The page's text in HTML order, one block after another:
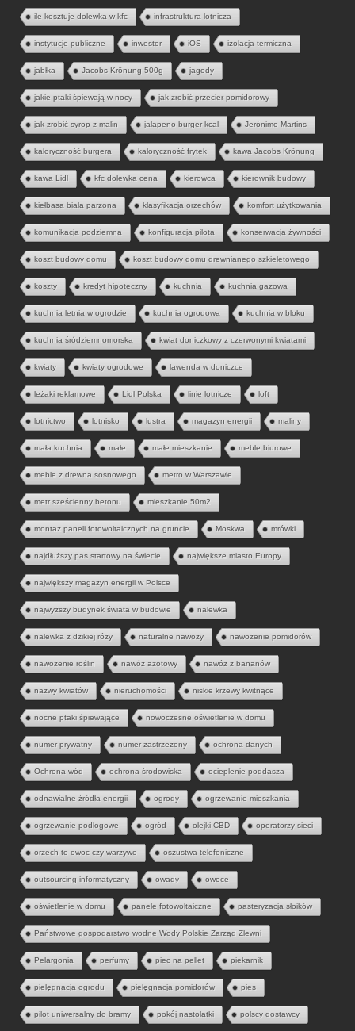
ile kosztuje dolewka w kfc infrastruktura lotnicza
instytucje publiczne inwestor iOS izolacja termiczna
jabłka Jacobs Krönung 500g jagody
jakie ptaki śpiewają w nocy jak zrobić przecier pomidorowy
jak zrobić syrop z malin jalapeno burger kcal Jerónimo Martins
kaloryczność burgera kaloryczność frytek kawa Jacobs Krönung
kawa Lidl kfc dolewka cena kierowca kierownik budowy
kiełbasa biała parzona klasyfikacja orzechów komfort użytkowania
komunikacja podziemna konfiguracja pilota konserwacja żywności
koszt budowy domu koszt budowy domu drewnianego szkieletowego
koszty kredyt hipoteczny kuchnia kuchnia gazowa
kuchnia letnia w ogrodzie kuchnia ogrodowa kuchnia w bloku
kuchnia śródziemnomorska kwiat doniczkowy z czerwonymi kwiatami
kwiaty kwiaty ogrodowe lawenda w doniczce
leżaki reklamowe Lidl Polska linie lotnicze loft
lotnictwo lotnisko lustra magazyn energii maliny
mała kuchnia małe małe mieszkanie meble biurowe
meble z drewna sosnowego metro w Warszawie
metr sześcienny betonu mieszkanie 50m2
montaż paneli fotowoltaicznych na gruncie Moskwa mrówki
najdłuższy pas startowy na świecie największe miasto Europy
największy magazyn energii w Polsce
najwyższy budynek świata w budowie nalewka
nalewka z dzikiej róży naturalne nawozy nawożenie pomidorów
nawożenie roślin nawóz azotowy nawóz z bananów
nazwy kwiatów nieruchomości niskie krzewy kwitnące
nocne ptaki śpiewające nowoczesne oświetlenie w domu
numer prywatny numer zastrzeżony ochrona danych
Ochrona wód ochrona środowiska ocieplenie poddasza
odnawialne źródła energii ogrody ogrzewanie mieszkania
ogrzewanie podłogowe ogród olejki CBD operatorzy sieci
orzech to owoc czy warzywo oszustwa telefoniczne
outsourcing informatyczny owady owoce
oświetlenie w domu panele fotowoltaiczne pasteryzacja słoików
Państwowe gospodarstwo wodne Wody Polskie Zarząd Zlewni
Pelargonia perfumy piec na pellet piekarnik
pielęgnacja ogrodu pielęgnacja pomidorów pies
pilot uniwersalny do bramy pokój nastolatki polscy dostawcy